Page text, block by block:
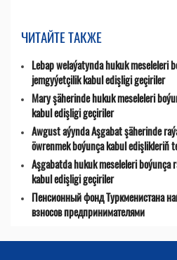
ЧИТАЙТЕ ТАКЖЕ
Lebap welaýatynda hukuk meseleleri
jemgyýetçilik kabul edişligi geçiriler
Mary şäherinde hukuk meseleleri
kabul edişligi geçiriler
Awgust aýynda Aşgabat şäherinde
öwrenmek boýunça kabul edişlikleriň
Aşgabatda hukuk meseleleri
kabul edişligi geçiriler
Пенсионный фонд Туркменистана
взносов предпринимателями